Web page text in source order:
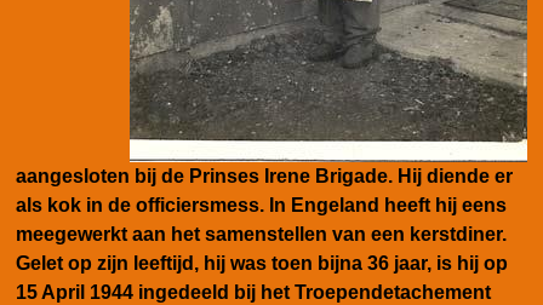
aangesloten bij de Prinses Irene Brigade. Hij diende er
als kok in de officiersmess. In Engeland heeft hij eens
meegewerkt aan het samenstellen van een kerstdiner.
Gelet op zijn leeftijd, hij was toen bijna 36 jaar, is hij op
15 April 1944 ingedeeld bij het Troependetachement